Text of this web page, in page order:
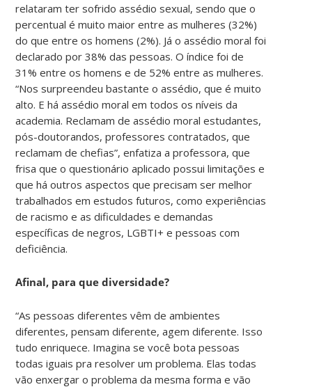
relataram ter sofrido assédio sexual, sendo que o
percentual é muito maior entre as mulheres (32%)
do que entre os homens (2%). Já o assédio moral foi
declarado por 38% das pessoas. O índice foi de
31% entre os homens e de 52% entre as mulheres.
“Nos surpreendeu bastante o assédio, que é muito
alto. E há assédio moral em todos os níveis da
academia. Reclamam de assédio moral estudantes,
pós-doutorandos, professores contratados, que
reclamam de chefias”, enfatiza a professora, que
frisa que o questionário aplicado possui limitações e
que há outros aspectos que precisam ser melhor
trabalhados em estudos futuros, como experiências
de racismo e as dificuldades e demandas
específicas de negros, LGBTI+ epessoas com
deficiência.
Afinal, para que diversidade?
“As pessoas diferentes vêm de ambientes
diferentes, pensam diferente, agem diferente. Isso
tudo enriquece. Imagina se você bota pessoas
todas iguais pra resolver um problema. Elas todas
vão enxergar o problema da mesma forma e vão